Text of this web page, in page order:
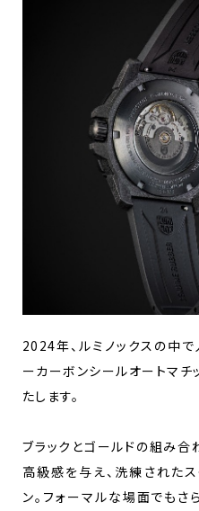
2024年、ルミノックスの中
ーカーボンシールオートマ
たします。
ブラックとゴールドの組み
高級感を与え、洗練された
ン。フォーマルな場面でも